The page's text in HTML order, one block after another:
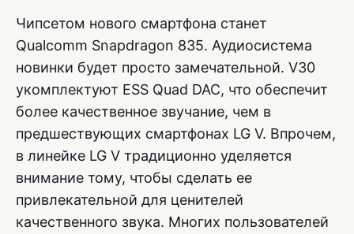
Чипсетом нового смартфона станет
Qualcomm Snapdragon 835. Аудиосистема
новинки будет просто замечательной. V30
укомплектуют ESS Quad DAC, что обеспечит
более качественное звучание, чем в
предшествующих смартфонах LG V. Впрочем,
в линейке LG V традиционно уделяется
внимание тому, чтобы сделать ее
привлекательной для ценителей
качественного звука. Многих пользователей